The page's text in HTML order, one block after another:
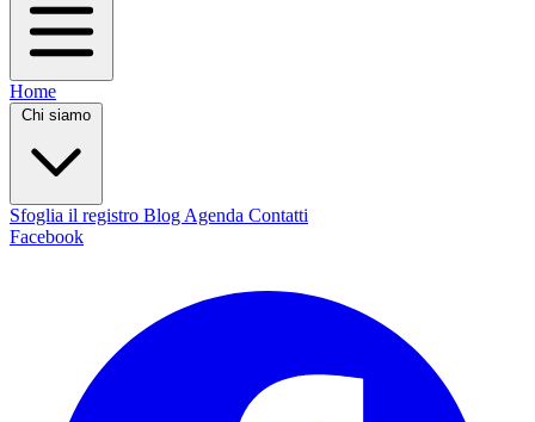
Home
Chi siamo
Sfoglia il registro Blog Agenda Contatti
Facebook